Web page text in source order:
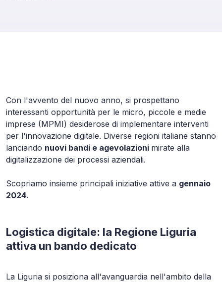
Con l'avvento del nuovo anno, si prospettano
interessanti opportunità per le micro, piccole e medie
imprese (MPMI) desiderose di implementare interventi
per l'innovazione digitale. Diverse regioni italiane stanno
lanciando nuovi bandi e agevolazioni mirate alla
digitalizzazione dei processi aziendali.
Scopriamo insieme principali iniziative attive a gennaio
2024.
Logistica digitale: la Regione Liguria
attiva un bando dedicato
La Liguria si posiziona all'avanguardia nell'ambito della